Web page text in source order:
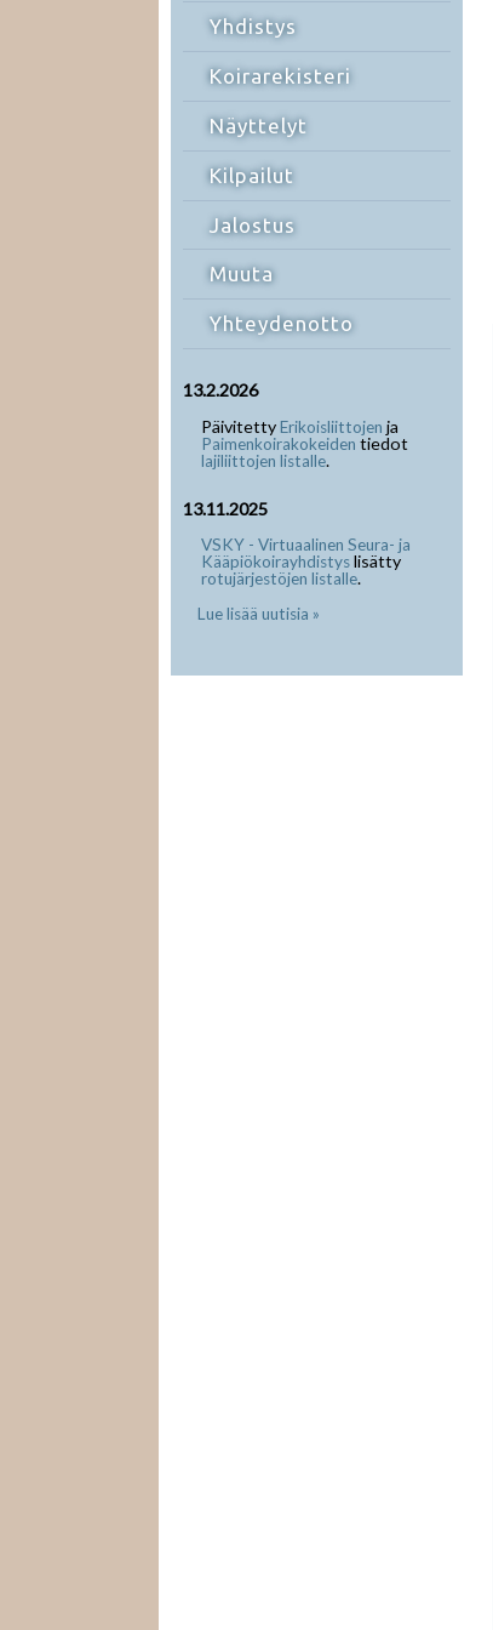
Yhdistys
Koirarekisteri
Näyttelyt
Kilpailut
Jalostus
Muuta
Yhteydenotto
13.2.2026
PäivitettyErikoisliittojen ja
Paimenkoirakokeiden tiedot
lajiliittojen listalle.
13.11.2025
VSKY - Virtuaalinen Seura- ja
Kääpiökoirayhdistyslisätty
rotujärjestöjen listalle.
Lue lisää uutisia »